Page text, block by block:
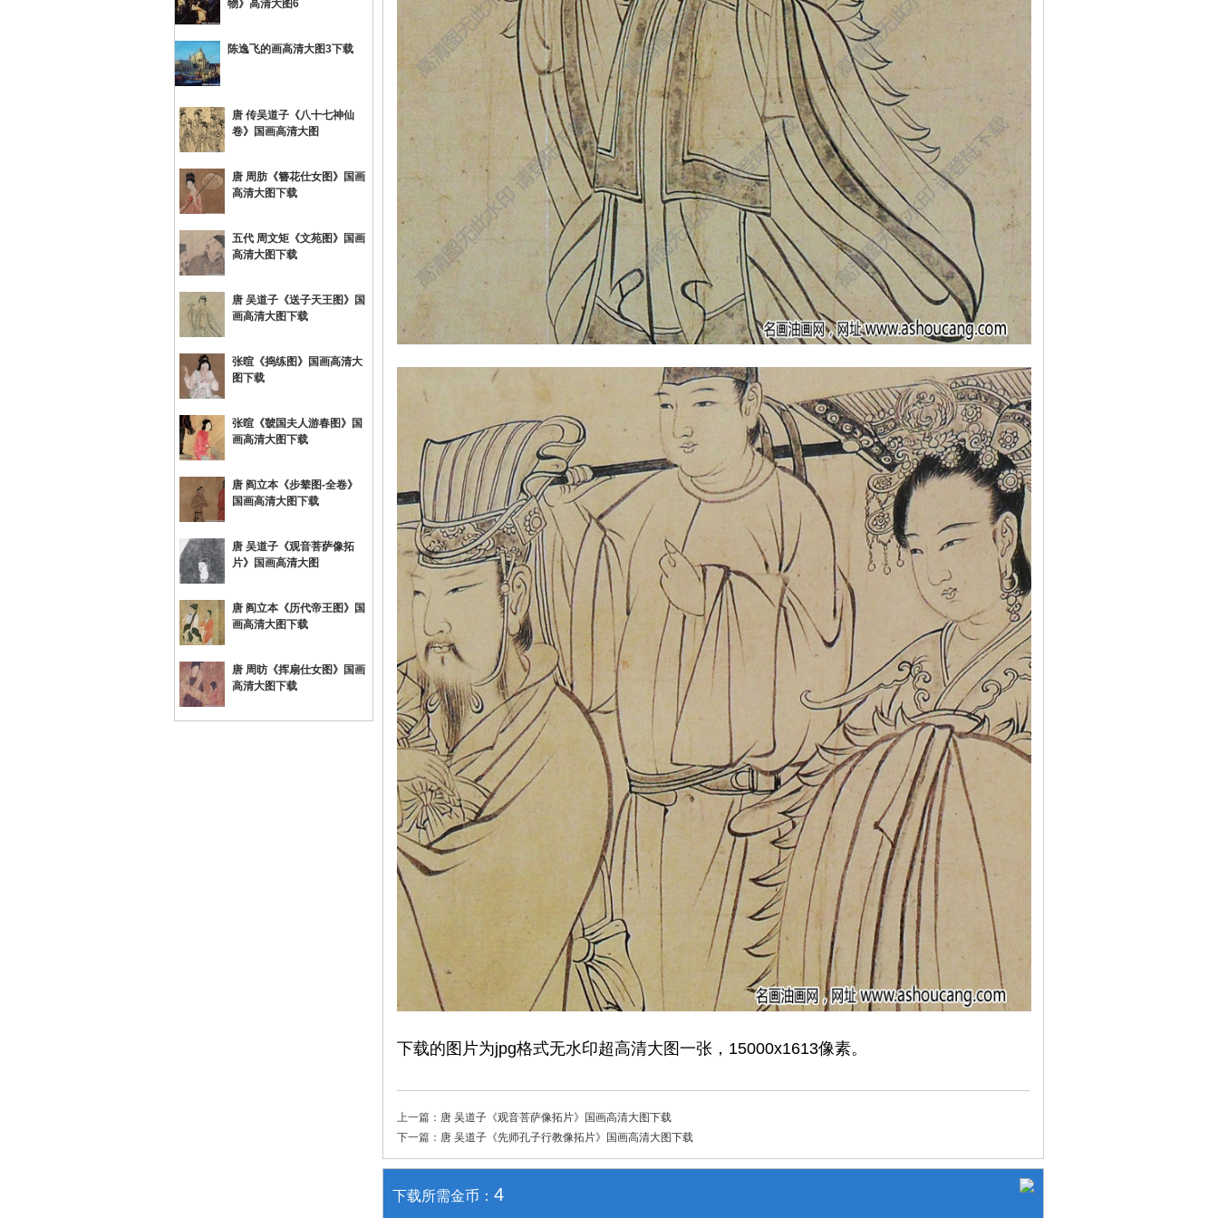
下载的图片为jpg格式无水印超高清大图一张，15000x1613像素。
上一篇： 唐 吴道子《观音菩萨像拓片》国画高清大图下载
下一篇： 唐 吴道子《先师孔子行教像拓片》国画高清大图下载
下载所需金币： 4
物》高清大图6
陈逸飞的画高清大图3下载
唐 传吴道子《八十七神仙
卷》国画高清大图
唐 周肪《簪花仕女图》国画
高清大图下载
五代 周文矩《文苑图》国画
高清大图下载
唐 吴道子《送子天王图》国
画高清大图下载
张暄《捣练图》国画高清大
图下载
张暄《虢国夫人游春图》国
画高清大图下载
唐 阎立本《步辇图-全卷》
国画高清大图下载
唐 吴道子《观音菩萨像拓
片》国画高清大图
唐 阎立本《历代帝王图》国
画高清大图下载
唐 周昉《挥扇仕女图》国画
高清大图下载